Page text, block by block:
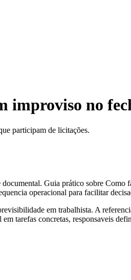
improviso no
participam de licitações.
Guia prático sobre Como
operacional para facilitar
em trabalhista. A
tarefas concretas, responsaveis